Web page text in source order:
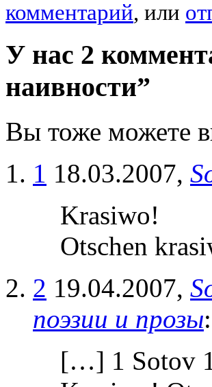
комментарий, или
У нас 2
наивности”
Вы тоже можете
1 18.03.2007,
Krasiwo!
Otschen
2 19.04.2007,
поэзии и прозы:
[…] 1 Sotov